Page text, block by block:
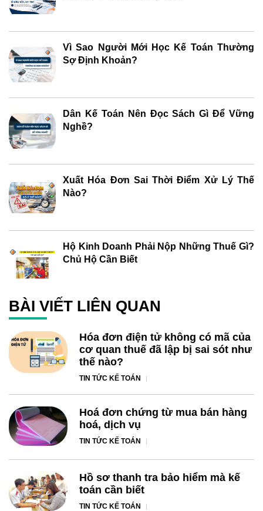
Vì Sao Người Mới Học Kế Toán Thường
Sợ Định Khoản?
Dân Kế Toán Nên Đọc Sách Gì Để Vững
Nghề?
Xuất Hóa Đơn Sai Thời Điểm Xử Lý Thế
Nào?
Hộ Kinh Doanh Phải Nộp Những Thuế Gì?
Chủ Hộ Cần Biết
BÀI VIẾT LIÊN QUAN
Hóa đơn điện tử không có mã của
cơ quan thuế đã lập bị sai sót như
thế nào?
TIN TỨC KẾ TOÁN
Hoá đơn chứng từ mua bán hàng
hoá, dịch vụ
TIN TỨC KẾ TOÁN
Hồ sơ thanh tra bảo hiểm mà kế
toán cần biết
TIN TỨC KẾ TOÁN